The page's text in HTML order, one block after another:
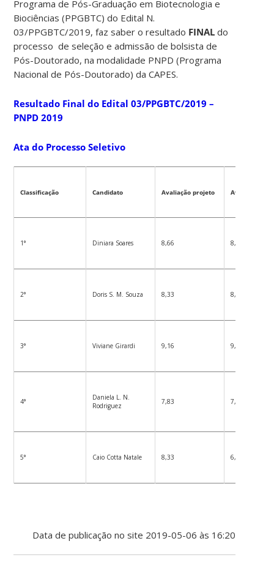
Programa de Pós-Graduação em Biotecnologia e
Biociências (PPGBTC) do Edital N.
03/PPGBTC/2019, faz saber o resultado FINAL do
processo de seleção e admissão de bolsista de
Pós-Doutorado, na modalidade PNPD (Programa
Nacional de Pós-Doutorado) da CAPES.
Resultado Final do Edital 03/PPGBTC/2019 –
PNPD 2019
Ata do Processo Seletivo
Classificação Candidato Avaliação projeto Avaliação
1° Diniara Soares 8,66 8,66
2° Doris S. M. Souza 8,33 8,33
3° Viviane Girardi 9,16 9,16
4°
Daniela L. N.
Rodriguez
7,83 7,50
5° Caio Cotta Natale 8,33 6,83
Data de publicação no site 2019-05-06 às 16:20